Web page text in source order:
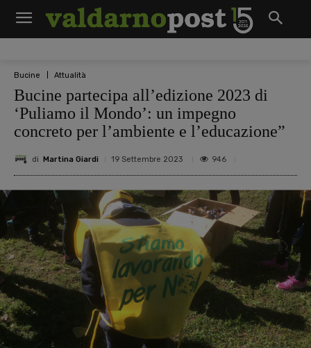
Bucine Attualità
Bucine partecipa all’edizione 2023 di
‘Puliamo il Mondo’: un impegno
concreto per l’ambiente e l’educazione”
di Martina Giardi 19 Settembre 2023 946